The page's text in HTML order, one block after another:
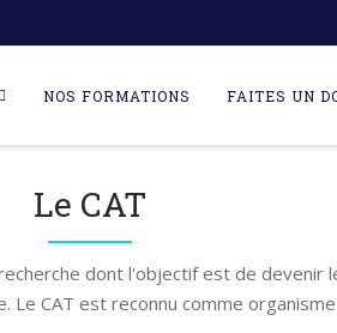
NOS FORMATIONS FAITES UN
Le CAT
dont l'objectif est de devenir
Le CAT est reconnu comme